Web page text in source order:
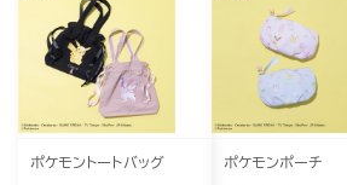
ポケモントートバッグ ポケモンポーチ